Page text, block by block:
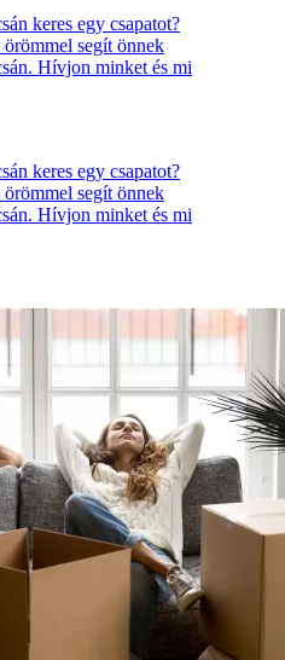
keres egy csapatot?
segít önnek
Hívjon minket és mi
keres egy csapatot?
segít önnek
Hívjon minket és mi